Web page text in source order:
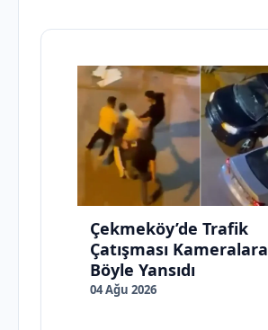
Çekmeköy’de Trafik
Çatışması Kameralara
Böyle Yansıdı
04 Ağu 2026